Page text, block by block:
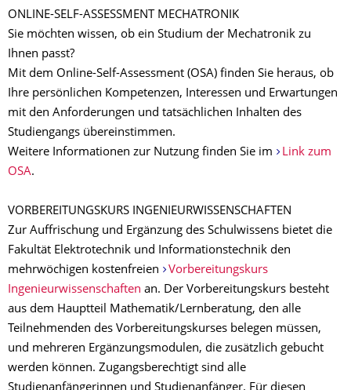
ONLINE-SELF-ASSESSMENT MECHATRONIK
Sie möchten wissen, ob ein Studium der Mechatronik zu
Ihnen passt?
Mit dem Online-Self-Assessment (OSA) finden Sie heraus, ob
Ihre persönlichen Kompetenzen, Interessen und Erwartungen
mit den Anforderungen und tatsächlichen Inhalten des
Studiengangs übereinstimmen.
Weitere Informationen zur Nutzung finden Sie im
Link zum
OSA.
VORBEREITUNGSKURS INGENIEURWISSENSCHAFTEN
Zur Auffrischung und Ergänzung des Schulwissens bietet die
Fakultät Elektrotechnik und Informationstechnik den
mehrwöchigen kostenfreien
Vorbereitungskurs
Ingenieurwissenschaften an. Der Vorbereitungskurs besteht
aus dem Hauptteil Mathematik/Lernberatung, den alle
Teilnehmenden des Vorbereitungskurses belegen müssen,
und mehreren Ergänzungsmodulen, die zusätzlich gebucht
werden können. Zugangsberechtigt sind alle